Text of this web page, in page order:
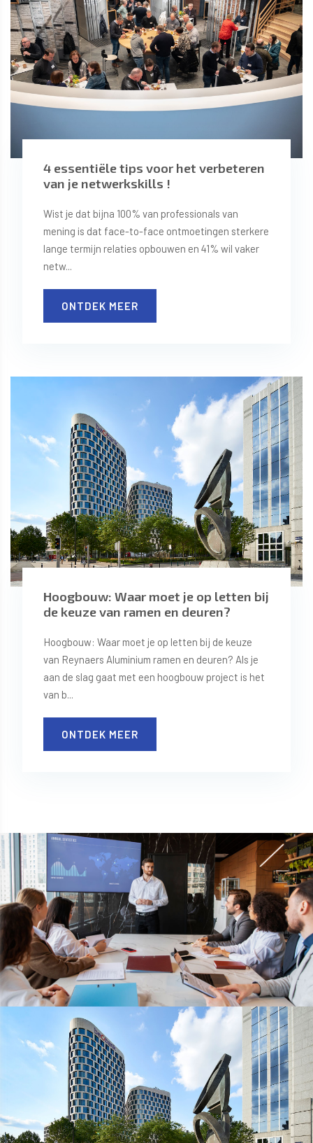
4 essentiële tips voor het verbeteren
van je netwerkskills !
Wist je dat bijna 100% van professionals van
mening is dat face-to-face ontmoetingen sterkere
lange termijn relaties opbouwen en 41% wil vaker
netw...
ONTDEK MEER
Hoogbouw: Waar moet je op letten bij
de keuze van ramen en deuren?
Hoogbouw: Waar moet je op letten bij de keuze
van Reynaers Aluminium ramen en deuren? Als je
aan de slag gaat met een hoogbouw project is het
van b...
ONTDEK MEER